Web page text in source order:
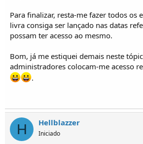
Para finalizar, resta-me fazer todos os
livra consiga ser lançado nas datas
possam ter acesso ao mesmo.
Bom, já me estiquei demais neste
administradores colocam-me acesso
.
H Hellblazzer
Iniciado